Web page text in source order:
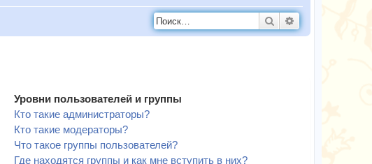
Поиск
Уровни пользователей и группы
Кто такие администраторы?
Кто такие модераторы?
Что такое группы пользователей?
Где находятся группы и как мне вступить в них?